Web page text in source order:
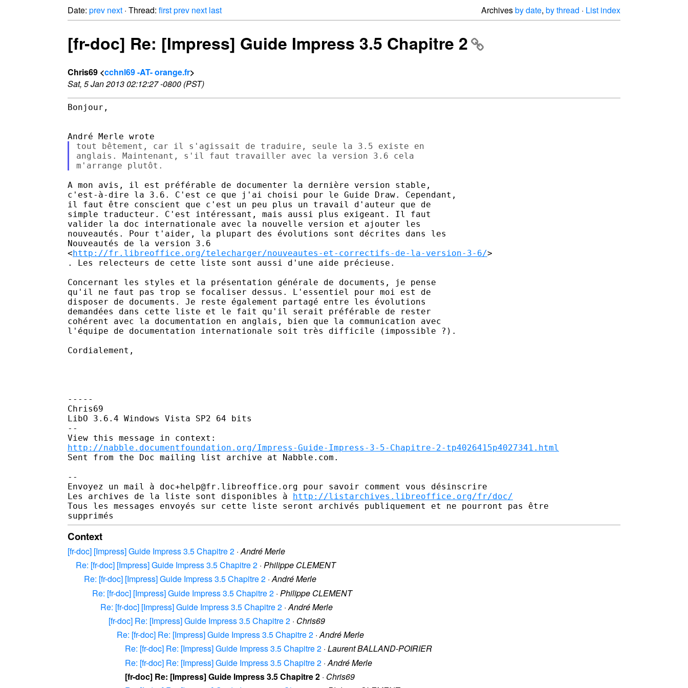
Date: prev next · Thread: firstprev next last Archivesby date, by thread · List index
[fr-doc] Re: [Impress] Guide Impress 3.5 Chapitre 2
Chris69 <cchnl69 -AT- orange.fr>
Sat, 5 Jan 2013 02:12:27 -0800 (PST)
Bonjour,
tout bêtement, car il s'agissait de traduire, seule la 3.5 existe en
anglais. Maintenant, s'il faut travailler avec la version 3.6 cela
A mon avis, il est préférable de documenter la dernière version stable,
c'est-à-dire la 3.6. C'est ce que j'ai choisi pour le Guide Draw. Cependant,
il faut être conscient que c'est un peu plus un travail d'auteur que de
simple traducteur. C'est intéressant, mais aussi plus exigeant. Il faut
valider la doc internationale avec la nouvelle version et ajouter les
nouveautés. Pour t'aider, la plupart des évolutions sont décrites dans les
Nouveautés de la version 3.6
<http://fr.libreoffice.org/telecharger/nouveautes-et-correctifs-de-la-version-3-6/>
. Les relecteurs de cette liste sont aussi d'une aide précieuse.
Concernant les styles et la présentation générale de documents, je pense
qu'il ne faut pas trop se focaliser dessus. L'essentiel pour moi est de
disposer de documents. Je reste également partagé entre les évolutions
demandées dans cette liste et le fait qu'il serait préférable de rester
cohérent avec la documentation en anglais, bien que la communication avec
l'équipe de documentation internationale soit très difficile (impossible ?).
Cordialement,
-----
Chris69
LibO 3.6.4 Windows Vista SP2 64 bits
--
http://nabble.documentfoundation.org/Impress-Guide-Impress-3-5-Chapitre-2-tp4026415p4027341.html
Sent from the Doc mailing list archive at Nabble.com.
--
Envoyez un mail à doc+help@fr.libreoffice.org pour savoir comment vous désinscrire
Les archives de la liste sont disponibles à http://listarchives.libreoffice.org/fr/doc/
Tous les messages envoyés sur cette liste seront archivés publiquement et ne pourront pas être
Context
[fr-doc] [Impress] Guide Impress 3.5 Chapitre 2 ·André Merle
Re: [fr-doc] [Impress] Guide Impress 3.5 Chapitre 2 · Philippe CLEMENT
Re: [fr-doc] [Impress] Guide Impress 3.5 Chapitre 2 ·André Merle
Re: [fr-doc] [Impress] Guide Impress 3.5 Chapitre 2 · Philippe CLEMENT
Re: [fr-doc] [Impress] Guide Impress 3.5 Chapitre 2 ·André Merle
[fr-doc] Re: [Impress] Guide Impress 3.5 Chapitre 2 · Chris69
Re: [fr-doc] Re: [Impress] Guide Impress 3.5 Chapitre 2 ·André Merle
Re: [fr-doc] Re: [Impress] Guide Impress 3.5 Chapitre 2 · Laurent BALLAND-POIRIER
Re: [fr-doc] Re: [Impress] Guide Impress 3.5 Chapitre 2 · André Merle
[fr-doc] Re: [Impress] Guide Impress 3.5 Chapitre 2 · Chris69